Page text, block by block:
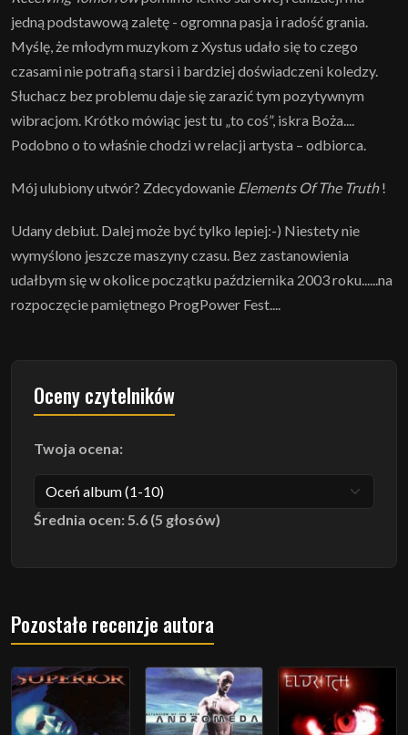
jedną podstawową zaletę - ogromna pasja i radość grania.
Myślę, że młodym muzykom z Xystus udało się to czego
czasami nie potrafią starsi i bardziej doświadczeni koledzy.
Słuchacz bez problemu daje się zarazić tym pozytywnym
wibracjom. Krótko mówiąc jest tu „to coś”, iskra Boża....
Podobno o to właśnie chodzi w relacji artysta – odbiorca.
Mój ulubiony utwór? Zdecydowanie Elements Of The Truth!
Udany debiut. Dalej może być tylko lepiej:-) Niestety nie
wymyślono jeszcze maszyny czasu. Bez zastanowienia
udałbym się w okolice początku października 2003 roku......na
rozpoczęcie pamiętnego ProgPower Fest....
Oceny czytelników
Twoja ocena:
Średnia ocen: 5.6 (5 głosów)
Pozostałe recenzje autora